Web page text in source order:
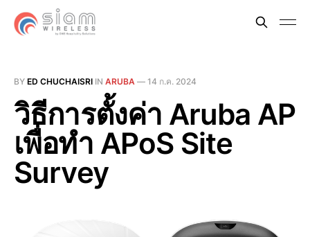
BY ED CHUCHAISRI IN ARUBA — 14 ก.ค. 2024
วิธีการตั้งค่า Aruba AP
เพื่อทำ APoS Site
Survey